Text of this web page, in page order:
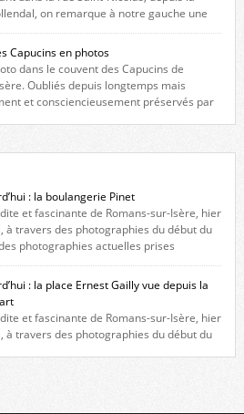
on remarque à notre gauche une
Les deux façades sont ornées de
Entre ces deux étages, on peut voir une
la Vierge. […]
Capucins en photos
dans le couvent des Capucins de
Oubliés depuis longtemps mais
et consciencieusement préservés par
vestiges du couvent des Capucins ! Petit
: la boulangerie Pinet
et fascinante de Romans-sur-Isère, hier
à travers des photographies du début du
photographies actuelles prises
! A l’angle de la place Jean Jaurès et de
à Romans. La boulangerie
[…]
: la place Ernest Gailly vue depuis la
et fascinante de Romans-sur-Isère, hier
à travers des photographies du début du